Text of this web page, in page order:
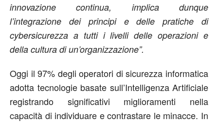
innovazione continua, implica dunque
l’integrazione dei principi e delle pratiche di
cybersicurezza a tutti i livelli delle operazioni e
della cultura di un’organizzazione”.
Oggi il 97% degli operatori di sicurezza informatica
adotta tecnologie basate sull’Intelligenza Artificiale
registrando significativi miglioramenti nella
capacità di individuare e contrastare le minacce. In